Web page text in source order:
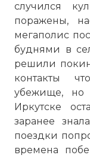
случился
поражены,
мегаполис
буднями в
решили
контакты
убежище, но
Иркутске
заранее
поездки
времена